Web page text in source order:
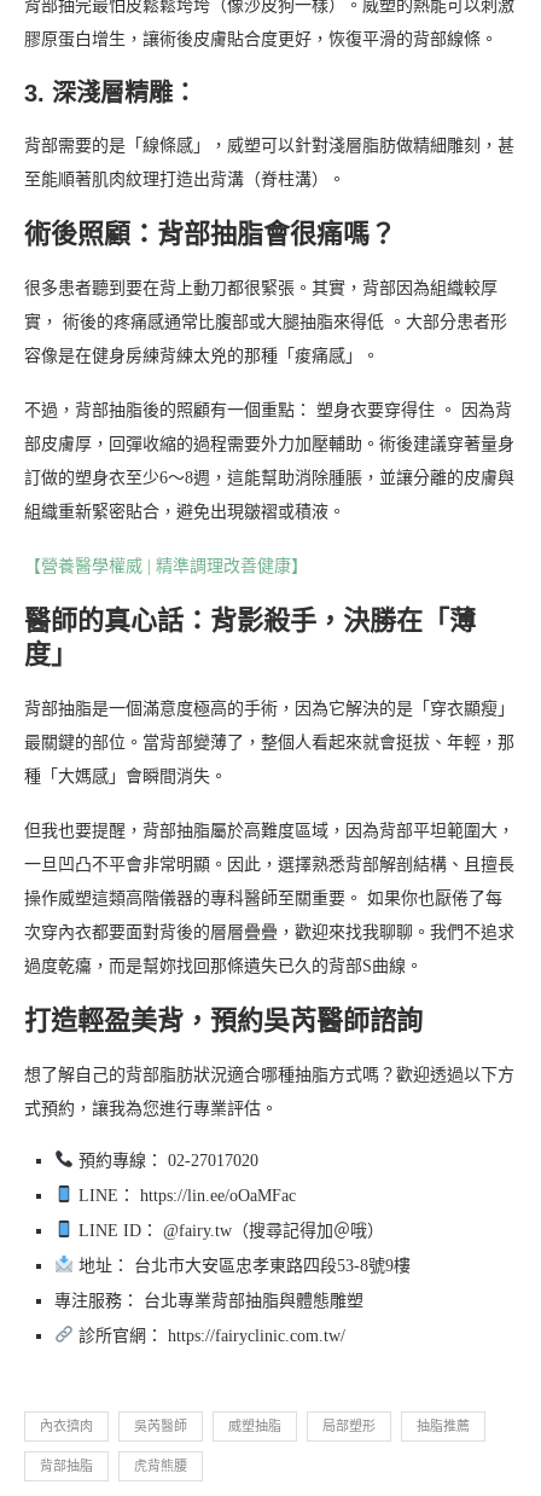
背部抽完最怕皮鬆鬆垮垮（像沙皮狗一樣）。威塑的熱能可以刺激
膠原蛋白增生，讓術後皮膚貼合度更好，恢復平滑的背部線條。
3. 深淺層精雕：
背部需要的是「線條感」，威塑可以針對淺層脂肪做精細雕刻，甚
至能順著肌肉紋理打造出背溝（脊柱溝）。
術後照顧：背部抽脂會很痛嗎？
很多患者聽到要在背上動刀都很緊張。其實，背部因為組織較厚
實， 術後的疼痛感通常比腹部或大腿抽脂來得低 。大部分患者形
容像是在健身房練背練太兇的那種「痠痛感」。
不過，背部抽脂後的照顧有一個重點： 塑身衣要穿得住 。 因為背
部皮膚厚，回彈收縮的過程需要外力加壓輔助。術後建議穿著量身
訂做的塑身衣至少6～8週，這能幫助消除腫脹，並讓分離的皮膚與
組織重新緊密貼合，避免出現皺褶或積液。
【營養醫學權威 | 精準調理改善健康】
醫師的真心話：背影殺手，決勝在「薄
度」
背部抽脂是一個滿意度極高的手術，因為它解決的是「穿衣顯瘦」
最關鍵的部位。當背部變薄了，整個人看起來就會挺拔、年輕，那
種「大媽感」會瞬間消失。
但我也要提醒，背部抽脂屬於高難度區域，因為背部平坦範圍大，
一旦凹凸不平會非常明顯。因此，選擇熟悉背部解剖結構、且擅長
操作威塑這類高階儀器的專科醫師至關重要。 如果你也厭倦了每
次穿內衣都要面對背後的層層疊疊，歡迎來找我聊聊。我們不追求
過度乾癟，而是幫妳找回那條遺失已久的背部S曲線。
打造輕盈美背，預約吳芮醫師諮詢
想了解自己的背部脂肪狀況適合哪種抽脂方式嗎？歡迎透過以下方
式預約，讓我為您進行專業評估。
預約專線： 02-27017020
LINE： https://lin.ee/oOaMFac
LINE ID： @fairy.tw（搜尋記得加＠哦）
地址： 台北市大安區忠孝東路四段53-8號9樓
專注服務： 台北專業背部抽脂與體態雕塑
診所官網： https://fairyclinic.com.tw/
內衣擠肉 吳芮醫師 威塑抽脂 局部塑形 抽脂推薦
背部抽脂 虎背熊腰